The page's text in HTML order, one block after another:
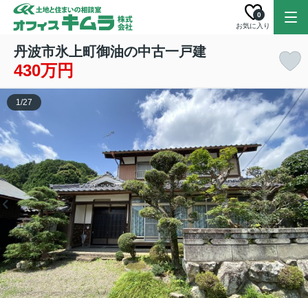
お気に入り
0
丹波市氷上町御油の中古一戸建
430万円
1/27